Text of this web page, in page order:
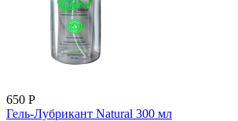
650 Р
Гель-Лубрикант Natural 300 мл